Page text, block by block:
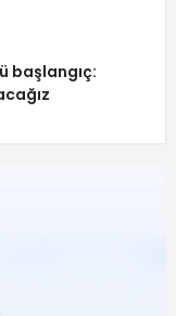
başlangıç: